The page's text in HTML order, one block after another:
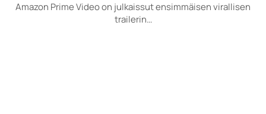
Amazon Prime Video on julkaissut ensimmäisen virallisen
trailerin…